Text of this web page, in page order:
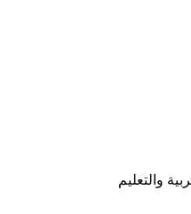
والتعليم